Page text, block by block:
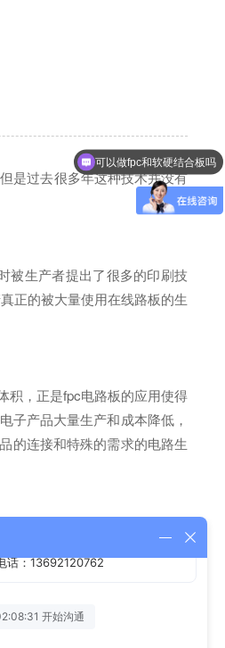
是过去很多年这种技术并没有
被生产者提出了很多的印刷技
正的被大量使用在线路板的生
积，正是fpc电路板的应用使得
子产品大量生产和成本降低，
的连接和特殊的需求的电路生
软板在弯折弯曲等方面是促进
板发展所带来的优势。
是智能类产品的主要诉求。
可以做fpc和软硬结合板吗